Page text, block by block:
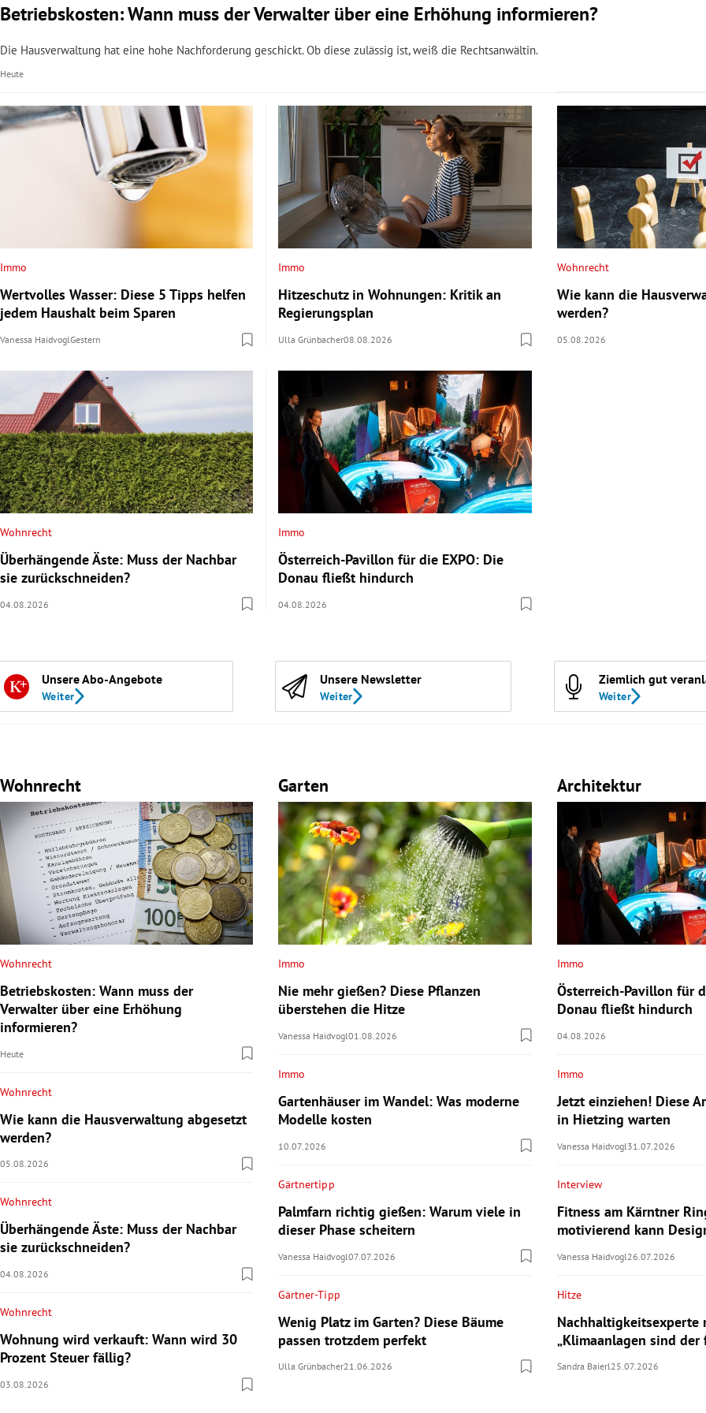
Betriebskosten: Wann muss der Verwalter über eine Erhöhung informieren?
Die Hausverwaltung hat eine hohe Nachforderung geschickt. Ob diese zulässig ist, weiß die Rechtsanwältin.
Heute
Immo
Wertvolles Wasser: Diese 5 Tipps helfen
jedem Haushalt beim Sparen
Vanessa HaidvoglGestern
Immo
Hitzeschutz in Wohnungen: Kritik an
Regierungsplan
Ulla Grünbacher08.08.2026
Wohnrecht
Wie kann die
werden?
05.08.2026
Wohnrecht
Überhängende Äste: Muss der Nachbar
sie zurückschneiden?
04.08.2026
Immo
Österreich-Pavillon für die EXPO: Die
Donau fließt hindurch
04.08.2026
Unsere Abo-Angebote
Weiter
Unsere Newsletter
Weiter
Ziemlich gut
Weiter
Wohnrecht
Wohnrecht
Betriebskosten: Wann muss der
Verwalter über eine Erhöhung
informieren?
Heute
Wohnrecht
Wie kann die Hausverwaltung abgesetzt
werden?
05.08.2026
Wohnrecht
Überhängende Äste: Muss der Nachbar
sie zurückschneiden?
04.08.2026
Wohnrecht
Wohnung wird verkauft: Wann wird 30
Prozent Steuer fällig?
03.08.2026
Garten
Immo
Nie mehr gießen? Diese Pflanzen
überstehen die Hitze
Vanessa Haidvogl01.08.2026
Immo
Gartenhäuser im Wandel: Was moderne
Modelle kosten
10.07.2026
Gärtnertipp
Palmfarn richtig gießen: Warum viele in
dieser Phase scheitern
Vanessa Haidvogl07.07.2026
Gärtner-Tipp
Wenig Platz im Garten? Diese Bäume
passen trotzdem perfekt
Ulla Grünbacher21.06.2026
Architektur
Immo
Österreich-Pavillon für
Donau fließt hindurch
04.08.2026
Immo
Jetzt einziehen! Diese
in Hietzing warten
Vanessa Haidvogl 31.07.2026
Interview
Fitness am Kärntner
motivierend kann
Vanessa Haidvogl 26.07.2026
Hitze
Nachhaltigkeitsexperte
„Klimaanlagen sind der
Sandra Baierl25.07.2026